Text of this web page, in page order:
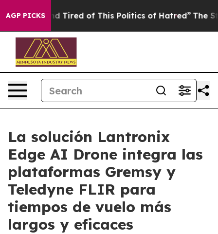
AGP PICKS
and Tired of This Politics of Hatred” The Story
La solución Lantronix
Edge AI Drone integra las
plataformas Gremsy y
Teledyne FLIR para
tiempos de vuelo más
largos y eficaces